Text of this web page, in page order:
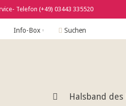
Telefon (+49) 03443 335520
Info-Box Suchen
Halsband